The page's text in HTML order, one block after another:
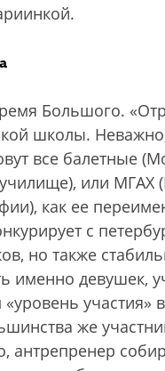
Большого.
школы.
все балетные
или МГАХ
как ее
с
но также
именно девушек,
же
антрепренер